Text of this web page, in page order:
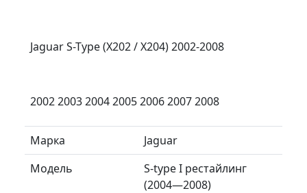
Jaguar S-Type (X202 / X204) 2002-2008
2002 2003 2004 2005 2006 2007 2008
Марка
Jaguar
Модель
S-type I рестайлинг
(2004—2008)